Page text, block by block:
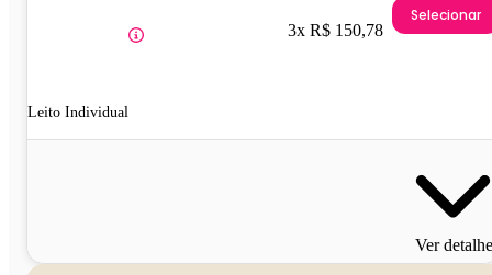
Leito Individual
3x R$ 150,78
Selecionar
Ver